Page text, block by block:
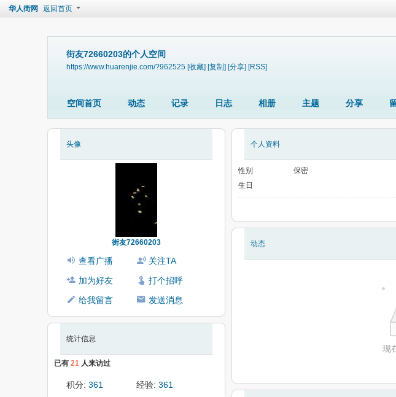
华人街网 返回首页
街友72660203的个人空间
https://www.huarenjie.com/?962525 [收藏] [复制] [分享] [RSS]
空间首页 动态 记录 日志 相册 主题 分享
头像
街友72660203
查看广播
关注TA
加为好友
打个招呼
给我留言
发送消息
统计信息
已有 21 人来访过
积分: 361 经验: 361
个人资料
性别
保密
生日
动态
现